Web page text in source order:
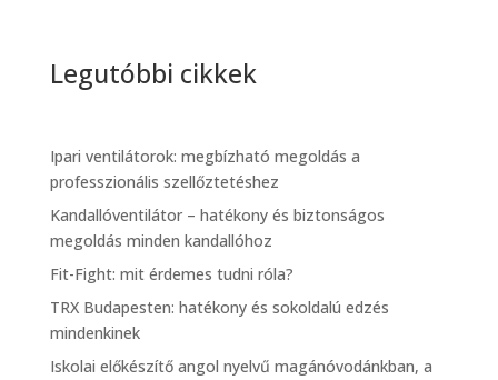
Legutóbbi cikkek
Ipari ventilátorok: megbízható megoldás a
professzionális szellőztetéshez
Kandallóventilátor – hatékony és biztonságos
megoldás minden kandallóhoz
Fit-Fight: mit érdemes tudni róla?
TRX Budapesten: hatékony és sokoldalú edzés
mindenkinek
Iskolai előkészítő angol nyelvű magánóvodánkban, a